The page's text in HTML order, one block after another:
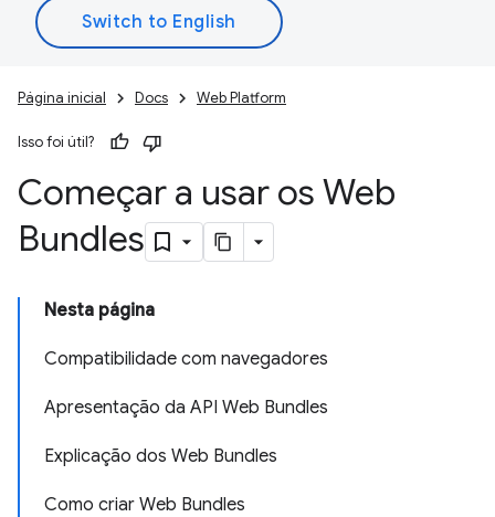
Página inicial Docs Web Platform
Isso foi útil?
Começar a usar os Web
Bundles
Nesta página
Compatibilidade com navegadores
Apresentação da API Web Bundles
Explicação dos Web Bundles
Como criar Web Bundles